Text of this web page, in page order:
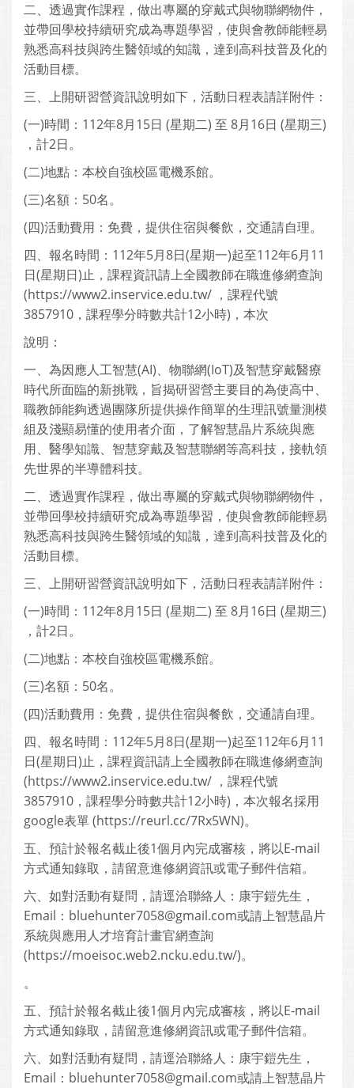
二、透過實作課程，做出專屬的穿戴式與物聯網物件，
並帶回學校持續研究成為專題學習，使與會教師能輕易
熟悉高科技與跨生醫領域的知識，達到高科技普及化的
活動目標。
三、上開研習營資訊說明如下，活動日程表請詳附件：
(一)時間：112年8月15日 (星期二) 至 8月16日 (星期三)
，計2日。
(二)地點：本校自強校區電機系館。
(三)名額：50名。
(四)活動費用：免費，提供住宿與餐飲，交通請自理。
四、報名時間：112年5月8日(星期一)起至112年6月11
日(星期日)止，課程資訊請上全國教師在職進修網查詢
(https://www2.inservice.edu.tw/ ，課程代號
3857910，課程學分時數共計12小時)，本次
說明：
一、為因應人工智慧(AI)、物聯網(IoT)及智慧穿戴醫療
時代所面臨的新挑戰，旨揭研習營主要目的為使高中、
職教師能夠透過團隊所提供操作簡單的生理訊號量測模
組及淺顯易懂的使用者介面，了解智慧晶片系統與應
用、醫學知識、智慧穿戴及智慧聯網等高科技，接軌領
先世界的半導體科技。
二、透過實作課程，做出專屬的穿戴式與物聯網物件，
並帶回學校持續研究成為專題學習，使與會教師能輕易
熟悉高科技與跨生醫領域的知識，達到高科技普及化的
活動目標。
三、上開研習營資訊說明如下，活動日程表請詳附件：
(一)時間：112年8月15日 (星期二) 至 8月16日 (星期三)
，計2日。
(二)地點：本校自強校區電機系館。
(三)名額：50名。
(四)活動費用：免費，提供住宿與餐飲，交通請自理。
四、報名時間：112年5月8日(星期一)起至112年6月11
日(星期日)止，課程資訊請上全國教師在職進修網查詢
(https://www2.inservice.edu.tw/ ，課程代號
3857910，課程學分時數共計12小時)，本次報名採用
google表單 (https://reurl.cc/7Rx5WN)。
五、預計於報名截止後1個月內完成審核，將以E-mail
方式通知錄取，請留意進修網資訊或電子郵件信箱。
六、如對活動有疑問，請逕洽聯絡人：康宇鎧先生，
Email：bluehunter7058@gmail.com或請上智慧晶片
系統與應用人才培育計畫官網查詢
(https://moeisoc.web2.ncku.edu.tw/)。
。
五、預計於報名截止後1個月內完成審核，將以E-mail
方式通知錄取，請留意進修網資訊或電子郵件信箱。
六、如對活動有疑問，請逕洽聯絡人：康宇鎧先生，
Email：bluehunter7058@gmail.com或請上智慧晶片